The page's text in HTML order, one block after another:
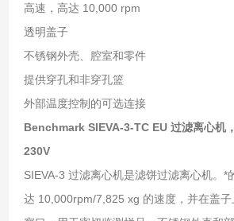
高速，高达 10,000 rpm
透明盖子
不锈钢外壳、腔室和零件
提供穿孔和非穿孔篮
外部温度控制的可选连接
Benchmark SIEVA-3-TC EU 过滤离心机
230V
SIEVA-3 过滤离心机是滤饼过滤离心机。*
达 10,000rpm/7,825 xg 的速度，并在盖